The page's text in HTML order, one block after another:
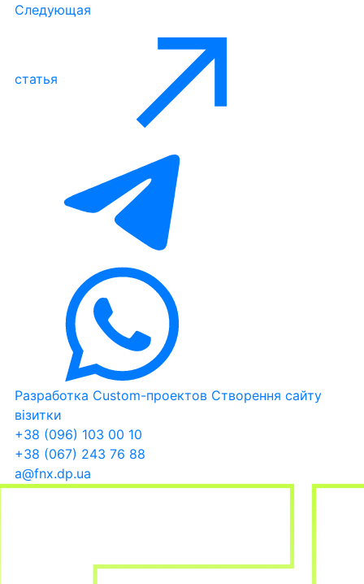
Следующая
статья
Разработка Custom-проектов Створення сайту
візитки
+38 (096) 103 00 10
+38 (067) 243 76 88
a@fnx.dp.ua